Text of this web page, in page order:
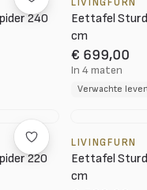
240
LIVINGFURN
Eettafel
cm
€ 699,00
In 4 maten
Verwachte
220
LIVINGFURN
Eettafel
cm